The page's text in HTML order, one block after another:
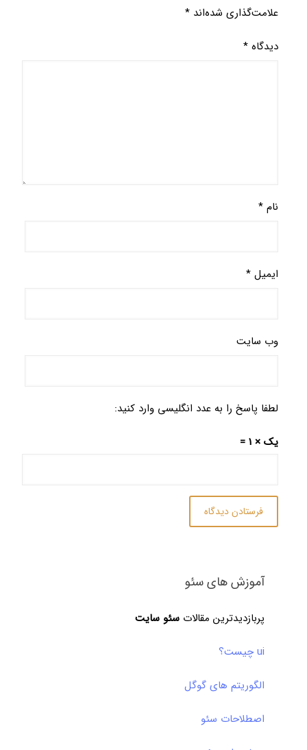
علامت‌گذاری شده‌اند *
دیدگاه*
نام*
ایمیل*
وب‌ سایت
لطفا پاسخ را به عدد انگلیسی وارد کنید:
یک × 1 =
آموزش های سئو
پربازدیدترین مقالات سئو سایت
ui چیست؟
الگوریتم های گوگل
اصطلاحات سئو